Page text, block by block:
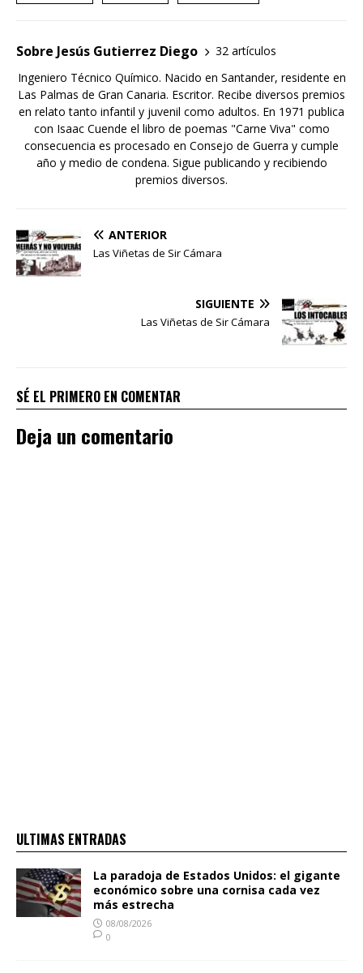
Sobre Jesús Gutierrez Diego
32 artículos
Ingeniero Técnico Químico. Nacido en Santander, residente en
Las Palmas de Gran Canaria. Escritor. Recibe diversos premios
en relato tanto infantil y juvenil como adultos. En 1971 publica
con Isaac Cuende el libro de poemas "Carne Viva" como
consecuencia es procesado en Consejo de Guerra y cumple
año y medio de condena. Sigue publicando y recibiendo
premios diversos.
ANTERIOR
Las Viñetas de Sir Cámara
SIGUIENTE
Las Viñetas de Sir Cámara
SÉ EL PRIMERO EN COMENTAR
Deja un comentario
ULTIMAS ENTRADAS
La paradoja de Estados Unidos: el gigante
económico sobre una cornisa cada vez
más estrecha
08/08/2026
0